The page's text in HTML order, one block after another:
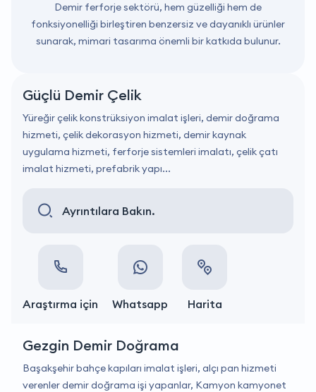
Demir ferforje sektörü, hem güzelliği hem de
fonksiyonelliği birleştiren benzersiz ve dayanıklı ürünler
sunarak, mimari tasarıma önemli bir katkıda bulunur.
Güçlü Demir Çelik
Yüreğir çelik konstrüksiyon imalat işleri, demir doğrama
hizmeti, çelik dekorasyon hizmeti, demir kaynak
uygulama hizmeti, ferforje sistemleri imalatı, çelik çatı
imalat hizmeti, prefabrik yapı...
Ayrıntılara Bakın.
Araştırma için Whatsapp Harita
Gezgin Demir Doğrama
Başakşehir bahçe kapıları imalat işleri, alçı pan hizmeti
verenler demir doğrama işi yapanlar, Kamyon kamyonet